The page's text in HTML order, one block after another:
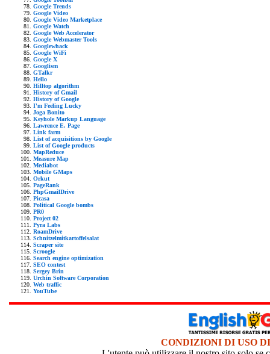
Google Trends
Google Video
Google Video Marketplace
Google Watch
Google Web Accelerator
Google Webmaster Tools
Googlewhack
Google WiFi
Google X
Googlism
GTalkr
Hello
Hilltop algorithm
History of Gmail
History of Google
I'm Feeling Lucky
Joga Bonito
Keyhole Markup Language
Lawrence E. Page
Link farm
List of acquisitions by Google
List of Google products
MapReduce
Measure Map
Mediabot
Mobile GMaps
Orkut
PageRank
PhpGmailDrive
Picasa
Political Google bombs
PR0
Project 02
Pyra Labs
RoamDrive
Schnitzelmitkartoffelsalat
Scraper site
Scroogle
Search engine optimization
SEO contest
Sergey Brin
Urchin Software Corporation
Web traffic
YouTube
CONDIZIONI DI USO